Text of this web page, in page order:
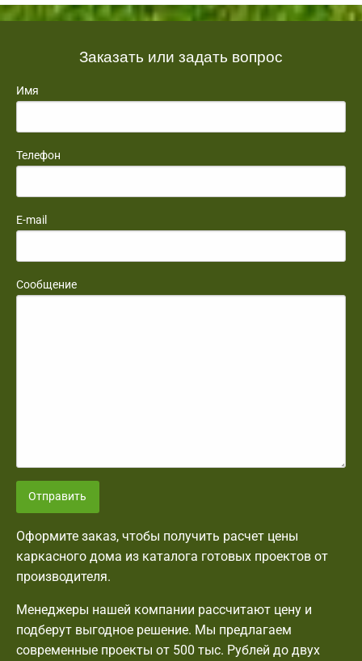
Заказать или задать вопрос
Имя
Телефон
E-mail
Сообщение
Отправить
Оформите заказ, чтобы получить расчет цены
каркасного дома из каталога готовых проектов от
производителя.
Менеджеры нашей компании рассчитают цену и
подберут выгодное решение. Мы предлагаем
современные проекты от 500 тыс. Рублей до двух